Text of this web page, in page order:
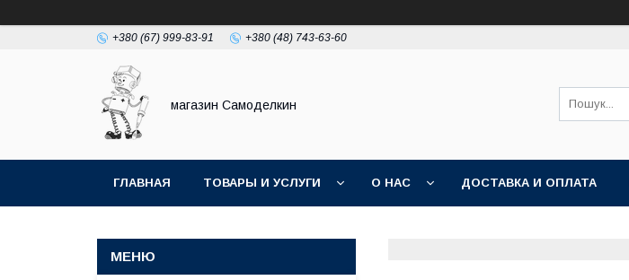
+380 (67) 999-83-91 +380 (48) 743-63-60
магазин Самоделкин
ГЛАВНАЯ ТОВАРЫ И УСЛУГИ О НАС ДОСТАВКА И ОПЛАТА